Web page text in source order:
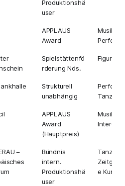
Produktionshä
user
APPLAUS
Award
Musik,
Spielstättenfö
rderung Nds.
Strukturell
unabhängig
Tanz
APPLAUS
Award
(Hauptpreis)
Musik,
–
Bündnis
intern.
Produktionshä
user
Tanz,
e Kunst